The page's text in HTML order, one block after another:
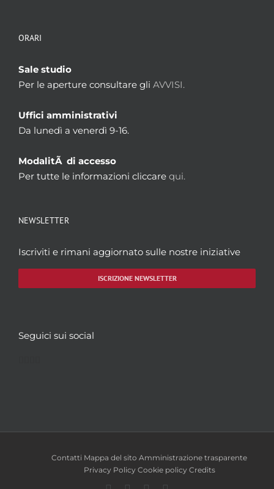
ORARI
Sale studio
Per le aperture consultare gli AVVISI.
Uffici amministrativi
Da lunedì a venerdì 9-16.
ModalitÃ di accesso
Per tutte le informazioni cliccare qui.
NEWSLETTER
Iscriviti e rimani aggiornato sulle nostre iniziative
ISCRIZIONE NEWSLETTER
Seguici sui social
Contatti Mappa del sito Amministrazione trasparente
Privacy Policy Cookie policy Credits